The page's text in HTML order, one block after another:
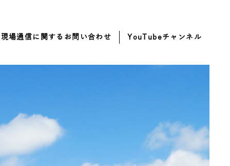
場通信に関するお問い合わせ YouTubeチャンネル